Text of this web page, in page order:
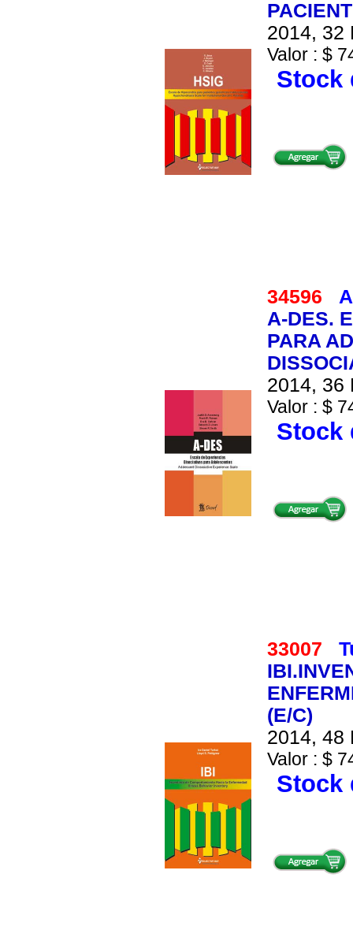
2014, 32
Valor : $
Stock
34596
A-DES.
PARA
2014, 36
Valor : $
Stock
33007
(E/C)
2014, 48
Valor : $
Stock